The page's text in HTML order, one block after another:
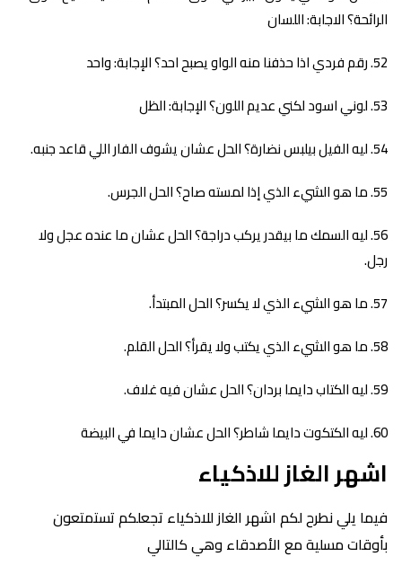
الرائحة؟ الاجابة: اللسان
رقم فردي اذا حذفنا منه الواو يصبح احد؟ الإجابة: واحد
لوني اسود لكني عديم اللون؟ الإجابة: الظل
ليه الفيل بيلبس نضارة؟ الحل عشان يشوف الفار اللي قاعد جنبه.
ما هو الشيء الذي إذا لمسته صاح؟ الحل الجرس.
ليه السمك ما بيقدر يركب دراجة؟ الحل عشان ما عنده عجل ولا
رجل.
ما هو الشيء الذي لا يكسر؟ الحل المبتدأ.
ما هو الشيء الذي يكتب ولا يقرأ؟ الحل القلم.
ليه الكتاب دايما بردان؟ الحل عشان فيه غلاف.
ليه الكتكوت دايما شاطر؟ الحل عشان دايما في البيضة
اشهر الغاز للاذكياء
فيما يلي نطرح لكم اشهر الغاز للاذكياء تجعلكم تستمتعون
بأوقات مسلية مع الأصدقاء وهي كالتالي